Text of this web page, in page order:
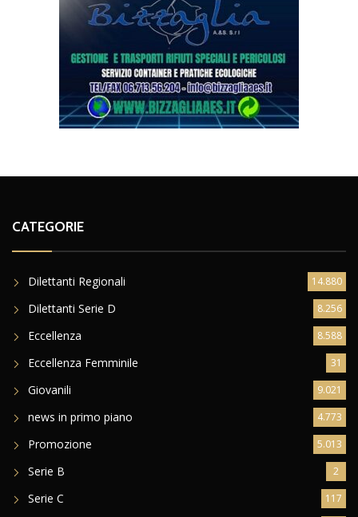
CATEGORIE
Dilettanti Regionali 14.880
Dilettanti Serie D 8.256
Eccellenza 8.588
Eccellenza Femminile 31
Giovanili 9.021
news in primo piano 4.773
Promozione 5.013
Serie B 2
Serie C 117